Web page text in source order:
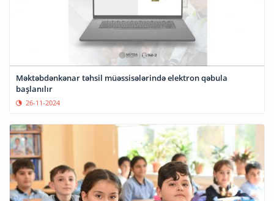
Məktəbdənkənar təhsil müəssisələrində elektron qəbula
başlanılır
26-11-2024